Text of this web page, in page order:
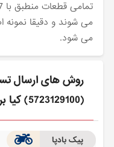
می شوند و دقیقا نمونه
می شود.
روش های ارسال
(5723129100) کیا برای مشتری
پیک بادپا